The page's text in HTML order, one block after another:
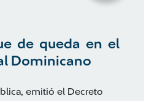
de queda en el
Dominicano
emitió el Decreto